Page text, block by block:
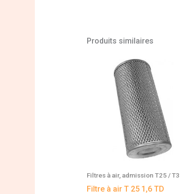
Produits similaires
Filtres à air, admission T25 / T3
Filtre à air T 25 1,6 TD